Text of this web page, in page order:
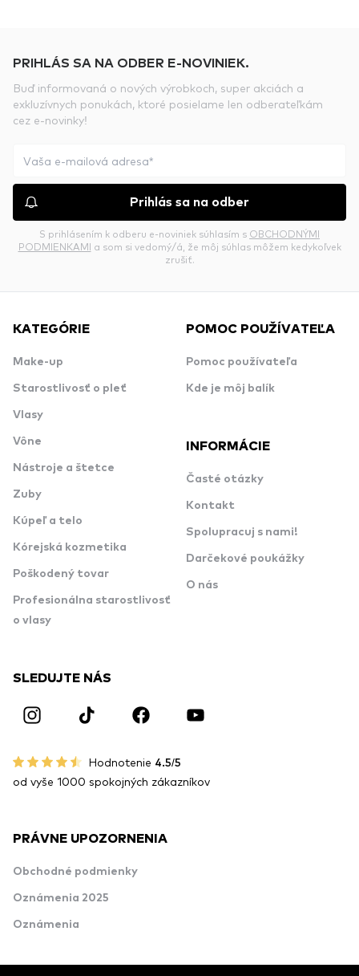
PRIHLÁS SA NA ODBER E-NOVINIEK.
Buď informovaná o nových výrobkoch, super akciách a
exkluzívnych ponukách, ktoré posielame len odberateľkám
cez e-novinky!
Prihlás sa na odber
S prihlásením k odberu e-noviniek súhlasím s OBCHODNÝMI
PODMIENKAMI a som si vedomý/á, že môj súhlas môžem kedykoľvek
zrušiť.
KATEGÓRIE
Make-up
Starostlivosť o pleť
Vlasy
Vône
Nástroje a štetce
Zuby
Kúpeľ a telo
Kórejská kozmetika
Poškodený tovar
Profesionálna starostlivosť
o vlasy
POMOC POUŽÍVATEĽA
Pomoc používateľa
Kde je môj balík
INFORMÁCIE
Časté otázky
Kontakt
Spolupracuj s nami!
Darčekové poukážky
O nás
SLEDUJTE NÁS
Hodnotenie 4.5/5
od vyše 1000 spokojných zákazníkov
PRÁVNE UPOZORNENIA
Obchodné podmienky
Oznámenia 2025
Oznámenia